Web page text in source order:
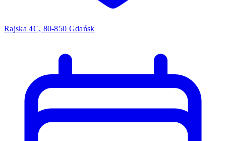
Rajska 4C, 80-850 Gdańsk